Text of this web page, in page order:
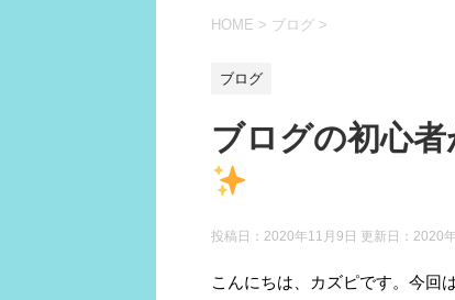
HOME > ブログ >
ブログ
ブログの初心
投稿日：2020年11月9日 更新日： 2020
こんにちは、カズピです。今回